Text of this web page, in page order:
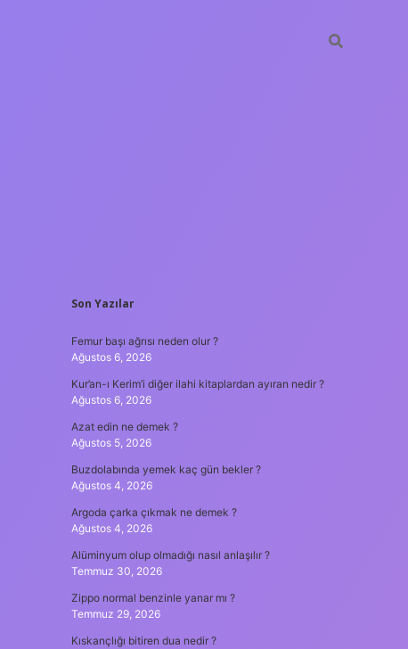
SIDEBAR
Son Yazılar
Femur başı ağrısı neden olur ?
Ağustos 6, 2026
Kur’an-ı Kerim’i diğer ilahi kitaplardan ayıran nedir ?
Ağustos 6, 2026
Azat edin ne demek ?
Ağustos 5, 2026
Buzdolabında yemek kaç gün bekler ?
Ağustos 4, 2026
Argoda çarka çıkmak ne demek ?
Ağustos 4, 2026
Alüminyum olup olmadığı nasıl anlaşılır ?
Temmuz 30, 2026
Zippo normal benzinle yanar mı ?
Temmuz 29, 2026
Kıskançlığı bitiren dua nedir ?